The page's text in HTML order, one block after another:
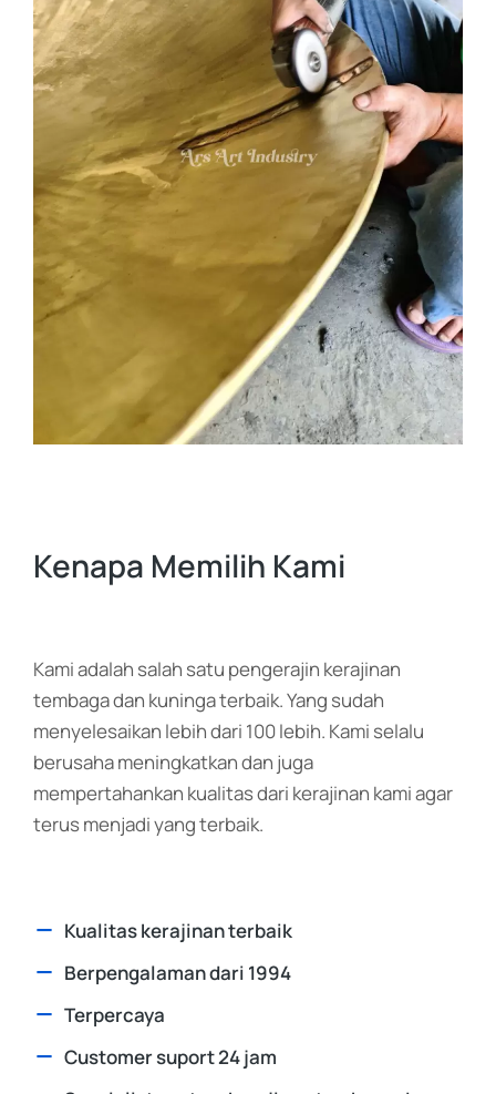
Kenapa Memilih Kami
Kami adalah salah satu pengerajin kerajinan
tembaga dan kuninga terbaik. Yang sudah
menyelesaikan lebih dari 100 lebih. Kami selalu
berusaha meningkatkan dan juga
mempertahankan kualitas dari kerajinan kami agar
terus menjadi yang terbaik.
Kualitas kerajinan terbaik
Berpengalaman dari 1994
Terpercaya
Customer suport 24 jam